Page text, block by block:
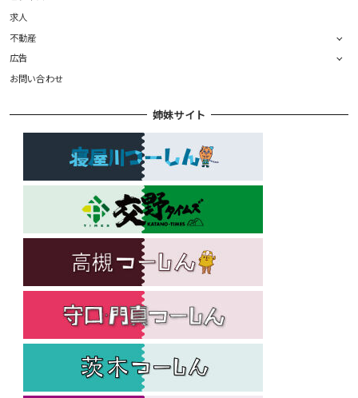
求人
不動産
広告
お問い合わせ
姉妹サイト